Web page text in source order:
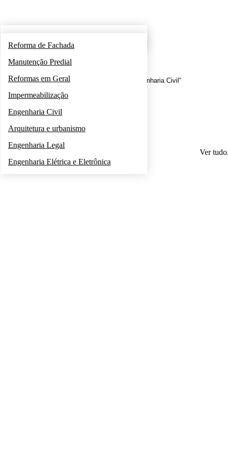
Reforma de Fachada
Manutenção Predial
Reformas em Geral
Impermeabilização
Engenharia Civil
Arquitetura e urbanismo
Engenharia Legal
Engenharia Elétrica e Eletrônica
Você está aqui:Categoria "Engenharia Civil"
Ver tudo